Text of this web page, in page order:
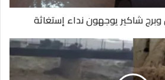
شاكير يوجهون نداء إستغاثة